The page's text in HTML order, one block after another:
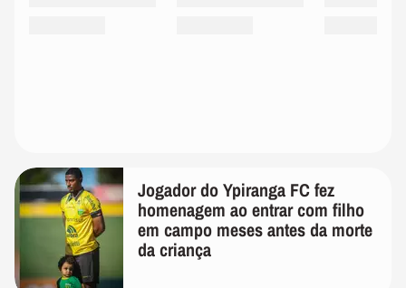
Jogador do Ypiranga FC fez
homenagem ao entrar com filho
em campo meses antes da morte
da criança